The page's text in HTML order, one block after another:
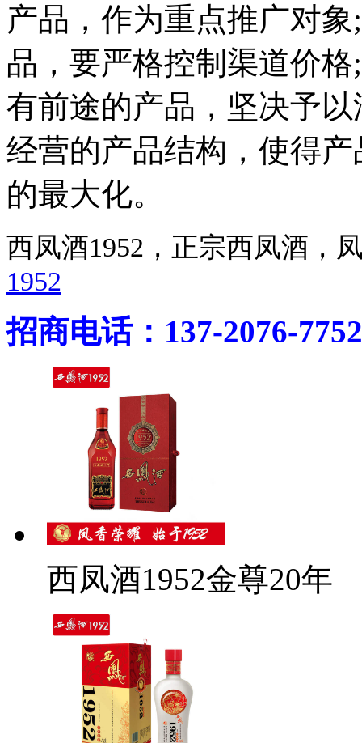
产品，作为重点推广对
品，要严格控制渠道价
有前途的产品，坚决予
经营的产品结构，使得
的最大化。
西凤酒1952，正宗西凤酒
1952
招商电话：137-2076-7752
西凤酒1952金尊20年